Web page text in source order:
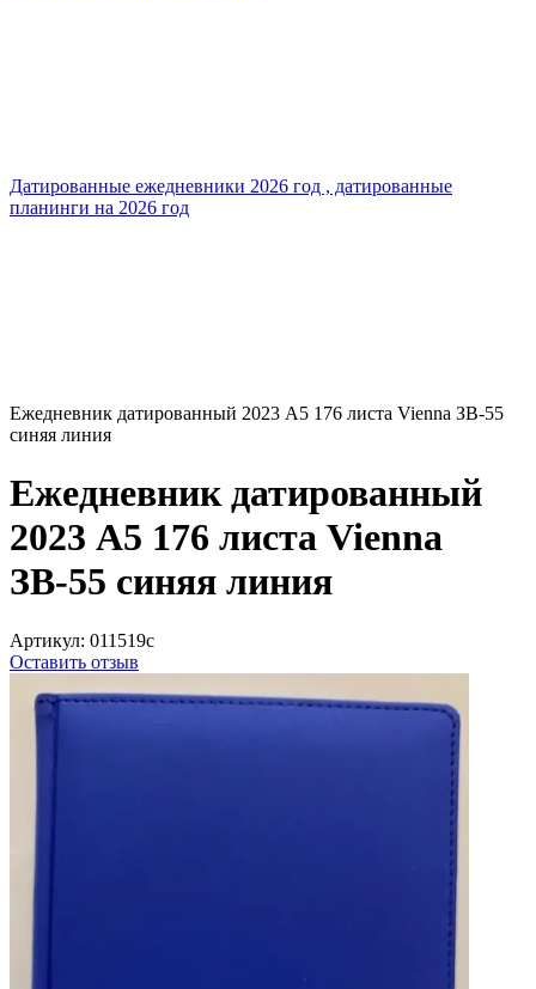
Датированные ежедневники 2026 год , датированные
планинги на 2026 год
Ежедневник датированный 2023 А5 176 листа Vienna ЗВ-55
синяя линия
Ежедневник датированный
2023 А5 176 листа Vienna
ЗВ-55 синяя линия
Артикул: 011519c
Оставить отзыв